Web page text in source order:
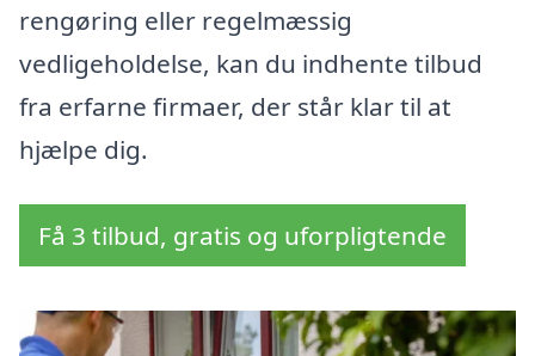
rengøring eller regelmæssig
vedligeholdelse, kan du indhente tilbud
fra erfarne firmaer, der står klar til at
hjælpe dig.
Få 3 tilbud, gratis og uforpligtende